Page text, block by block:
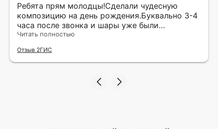
Ребята прям молодцы!Сделали чудесную
композицию на день рождения.Буквально 3-4
часа после звонка и шары уже были
доставлены мне по адресу.Качество
рада.
Читать полностью
Отзыв 2ГИС